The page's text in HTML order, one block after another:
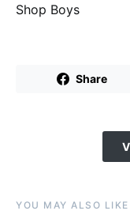
Shop Boys
Share
YOU MAY ALSO LIKE